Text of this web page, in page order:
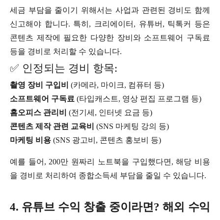
세금 부담을 줄이기 위해서는 사업과 관련된 경비도 함께
신고해야 합니다. 특히, 크리에이터, 유튜버, 틱톡커 등은
콘텐츠 제작에 필요한 다양한 장비와 소프트웨어 구독료
등을 경비로 처리할 수 있습니다.
✅ 인정되는 경비 항목:
촬영 장비 구입비 (카메라, 마이크, 컴퓨터 등)
소프트웨어 구독료 (타입캐스트, 영상 편집 프로그램 등)
홈오피스 관리비 (전기세, 인터넷 요금 등)
콘텐츠 제작 관련 교육비 (SNS 마케팅 강의 등)
마케팅 비용 (SNS 광고비, 콘텐츠 홍보비 등)
예를 들어, 200만 원짜리 노트북을 구입했다면, 해당 비용
을 경비로 처리하여 종합소득세 부담을 줄일 수 있습니다.
4. 유튜브 수익 창출 중이라면? 해외 수익